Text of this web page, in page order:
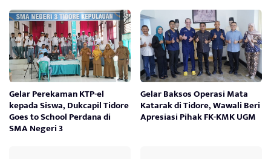
Gelar Perekaman KTP-el
kepada Siswa, Dukcapil Tidore
Goes to School Perdana di
SMA Negeri 3
Gelar Baksos Operasi Mata
Katarak di Tidore, Wawali Beri
Apresiasi Pihak FK-KMK UGM